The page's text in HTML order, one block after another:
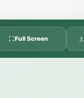
Full Screen